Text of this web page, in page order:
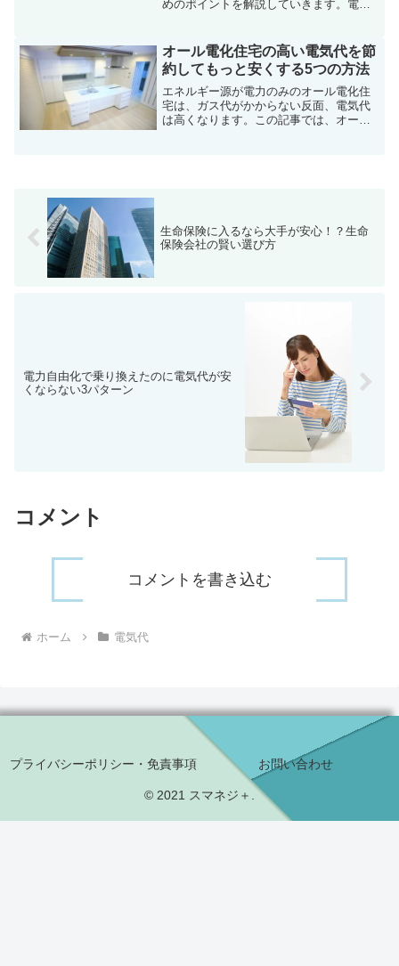
めのポイントを解説していきます。電力
おきたい人におすすめの記事です。
オール電化住宅の高い電気代を節
約してもっと安くする5つの方法
エネルギー源が電力のみのオール電化住
宅は、ガス代がかからない反面、電気代
は高くなります。この記事では、オール
生命保険に入るなら大手が安心！？生命
保険会社の賢い選び方
電力自由化で乗り換えたのに電気代が安
くならない3パターン
コメント
コメントを書き込む
ホーム 電気代
プライバシーポリシー・免責事項 お問い合わせ
© 2021 スマネジ＋.